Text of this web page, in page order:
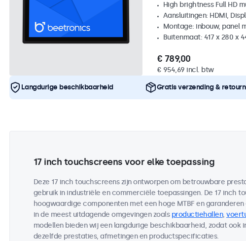
High brightness Full HD
Aansluitingen: HDMI,
Montage: inbouw, panel
Buitenmaat: 417 x 280 x
€ 789,00
€ 954,69 incl. btw
Langdurige beschikbaarheid Gratis verzending &
17 inch touchscreens voor elke toepassing
Deze 17 inch touchscreens zijn ontworpen om betrouwbare
gebruik in industriële en commerciële toepassingen. De 17 inch
hoogwaardige componenten met een hoge MTBF en
in de meest uitdagende omgevingen zoals productiehallen,
modellen bieden wij een langdurige beschikbaarheid, zodat ook
dezelfde prestaties, afmetingen en productspecificaties.